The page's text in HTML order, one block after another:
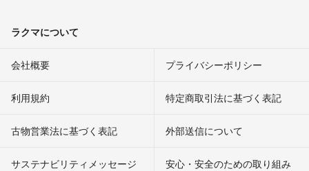
ラクマについて
会社概要 プライバシーポリシー
利用規約 特定商取引法に基づく表記
古物営業法に基づく表記 外部送信について
サステナビリティメッセージ 安心・安全のための取り組み